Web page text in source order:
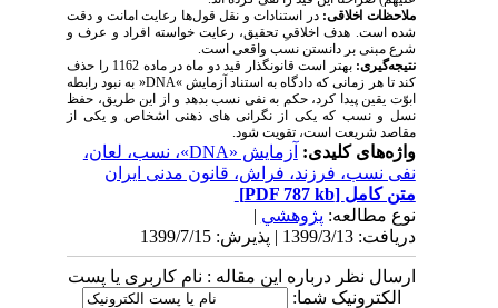
ملاحظات اخلاقی:در استنادات و نقل قول‌ها رعایت امانت و دقت
شده است. هدف اخلاقیِ تحقیق، رعایت خواسته افراد و عرف و
شرع مبنی بر دانستن نسب واقعی است.
نتیجه‌گیری:
بهتر است قانون­گذار قید دو ماه در ماده 1162 را حذف
کند تا هر زمانی که دادگاه به استناد آزمایش«
DNA
»به نبود رابطه
ابوّت یقین پیدا کرد، حکم به نفی نسب بدهد و از این طریق، حفظ
نسل و نسب که یکی از نگرانی­ های ذهنی اشخاص و یکی از
مقاصد شریعت است، تقویت شود.
واژه‌های کلیدی:
آزمایش «DNA»، نسب، لعان،
نفی نسب، فرزند، فراش، قانون مدنی ایران
متن کامل[PDF 787 kb]
نوع مطالعه:پژوهشي|
دریافت: 1399/3/13 | پذیرش: 1399/7/15
ارسال نظر درباره این مقاله : نام کاربری یا پست
الکترونیک شما: